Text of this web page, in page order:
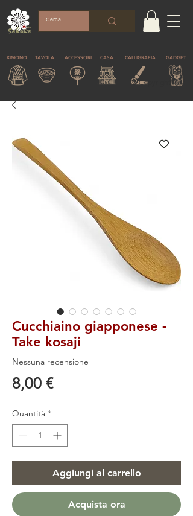
KIMONO TAVOLA ACCESSORI CASA CALLIGRAFIA GADGET
© Copyright
Cucchiaino giapponese -
Take kosaji
Nessuna recensione
8,00 €Prezzo
Quantità *
Aggiungi al carrello
Acquista ora